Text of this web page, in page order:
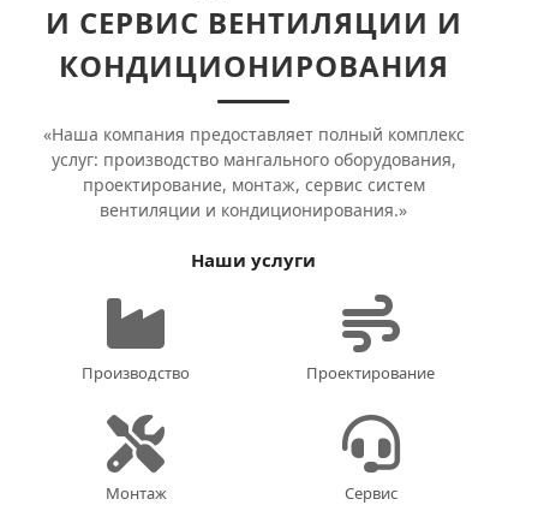
И СЕРВИС ВЕНТИЛЯЦИИ И
КОНДИЦИОНИРОВАНИЯ
«Наша компания предоставляет полный комплекс
услуг: производство мангального оборудования,
проектирование, монтаж, сервис систем
вентиляции и кондиционирования.»
Наши услуги
Производство Проектирование
Монтаж Сервис